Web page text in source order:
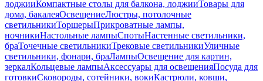
лоджииКомпактные столы для балкона, лоджииТовары для
дома, бакалеяОсвещениеЛюстры, потолочные
светильникиТоршерыПрикроватные лампы,
ночникиНастольные лампыСпотыНастенные светильники,
браТочечные светильникиТрековые светильникиУличные
светильники, фонари, браЛампыОсвещение для картин,
зеркалКольцевые лампыАксессуары для освещенияПосуда для
готовкиСковороды, сотейники, вокиКастрюли, ковши,